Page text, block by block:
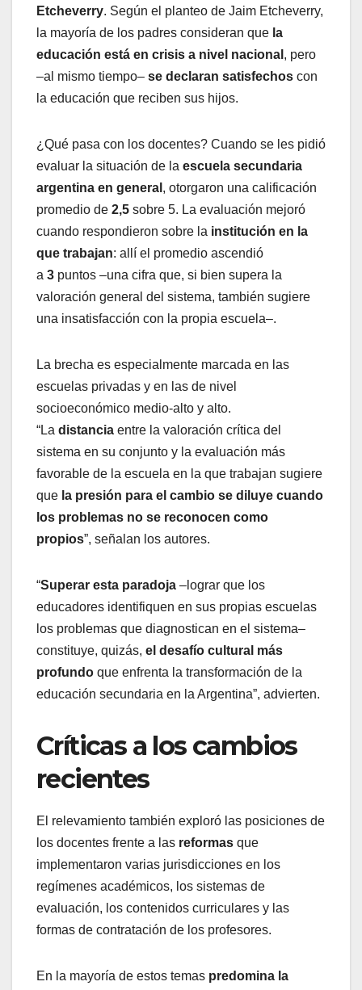
Etcheverry. Según el planteo de Jaim Etcheverry,
la mayoría de los padres consideran que la
educación está en crisis a nivel nacional , pero
–al mismo tiempo– se declaran satisfechos con
la educación que reciben sus hijos.
¿Qué pasa con los docentes? Cuando se les pidió
evaluar la situación de la escuela secundaria
argentina en general , otorgaron una calificación
promedio de 2,5 sobre 5. La evaluación mejoró
cuando respondieron sobre la institución en la
que trabajan: allí el promedio ascendió
a 3 puntos –una cifra que, si bien supera la
valoración general del sistema, también sugiere
una insatisfacción con la propia escuela–.
La brecha es especialmente marcada en las
escuelas privadas y en las de nivel
socioeconómico medio-alto y alto.
“La distancia entre la valoración crítica del
sistema en su conjunto y la evaluación más
favorable de la escuela en la que trabajan sugiere
que la presión para el cambio se diluye cuando
los problemas no se reconocen como
propios”, señalan los autores.
“Superar esta paradoja –lograr que los
educadores identifiquen en sus propias escuelas
los problemas que diagnostican en el sistema–
constituye, quizás, el desafío cultural más
profundo que enfrenta la transformación de la
educación secundaria en la Argentina”, advierten.
Críticas a los cambios
recientes
El relevamiento también exploró las posiciones de
los docentes frente a las reformas que
implementaron varias jurisdicciones en los
regímenes académicos, los sistemas de
evaluación, los contenidos curriculares y las
formas de contratación de los profesores.
En la mayoría de estos temas predomina la